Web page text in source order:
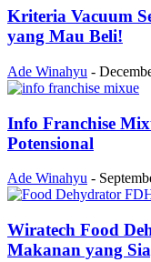
Kriteria Vacuum
yang Mau Beli!
Ade Winahyu -
Info Franchise
Potensional
Ade Winahyu -
Wiratech Food
Makanan yang